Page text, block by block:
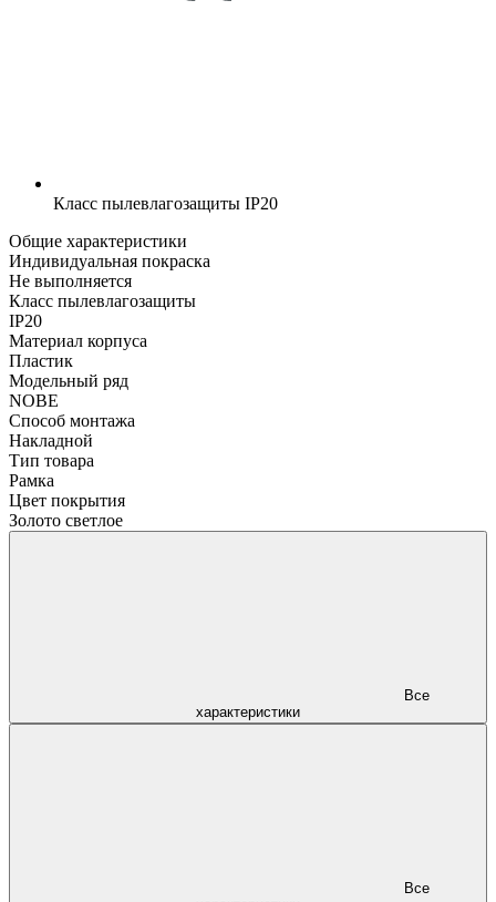
Класс пылевлагозащиты IP20
Общие характеристики
Индивидуальная покраска
Не выполняется
Класс пылевлагозащиты
IP20
Материал корпуса
Пластик
Модельный ряд
NOBE
Способ монтажа
Накладной
Тип товара
Рамка
Цвет покрытия
Золото светлое
характеристики